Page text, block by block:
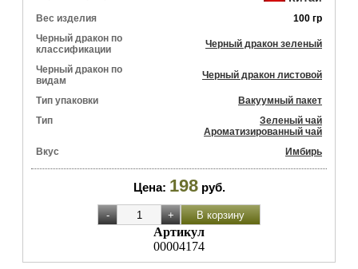
Вес изделия
100 гр
Черный дракон по
классификации
Черный дракон зеленый
Черный дракон по
видам
Черный дракон листовой
Тип упаковки
Вакуумный пакет
Тип
Зеленый чай
Ароматизированный чай
Вкус
Имбирь
Цена: 198 руб.
Артикул
00004174